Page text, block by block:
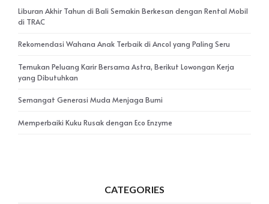
Liburan Akhir Tahun di Bali Semakin Berkesan dengan Rental Mobil
di TRAC
Rekomendasi Wahana Anak Terbaik di Ancol yang Paling Seru
Temukan Peluang Karir Bersama Astra, Berikut Lowongan Kerja
yang Dibutuhkan
Semangat Generasi Muda Menjaga Bumi
Memperbaiki Kuku Rusak dengan Eco Enzyme
CATEGORIES